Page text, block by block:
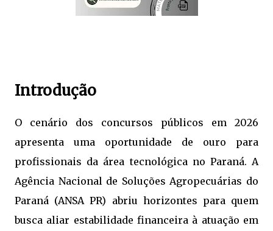
Introdução
O cenário dos concursos públicos em 2026
apresenta uma oportunidade de ouro para
profissionais da área tecnológica no Paraná. A
Agência Nacional de Soluções Agropecuárias do
Paraná (ANSA PR) abriu horizontes para quem
busca aliar estabilidade financeira à atuação em